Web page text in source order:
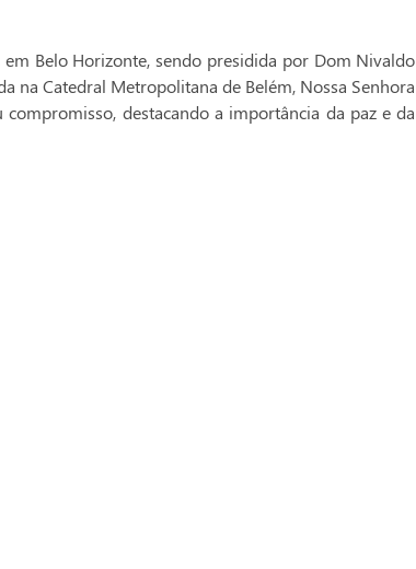
Belo Horizonte, sendo presidida por Dom Nivaldo
na Catedral Metropolitana de Belém, Nossa Senhora
destacando a importância da paz e da